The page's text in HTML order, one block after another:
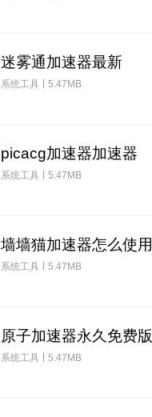
迷雾通加速器最新
系统工具 5.47MB
picacg加速器加速器
系统工具 5.47MB
墙墙猫加速器怎么使用
系统工具 5.47MB
原子加速器永久免费版
系统工具 5.47MB